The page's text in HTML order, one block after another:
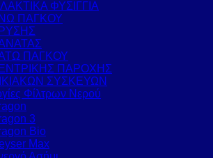
ΦΥΣΙΓΓΙΑ
ΠΑΓΚΟΥ
ΠΑΓΚΟΥ
ΠΑΡΟΧΗΣ
ΣΥΣΚΕΥΩΝ
Φίλτρων Νερού
3
Bio
Max